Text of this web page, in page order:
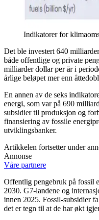
Indikatorer for
Det ble investert 640
både offentlige og private
milliarder dollar per år i
årlige beløpet mer enn
En annen av de seks
energi, som var på 690
subsidier til produksjon og
finansiering av fossile
utviklingsbanker.
Artikkelen fortsetter under
Annonse
Våre partnere
Offentlig pengebruk på fossil
2030. G7-landene og
innen 2025. Fossil-subsidier
det er tegn til at de har økt